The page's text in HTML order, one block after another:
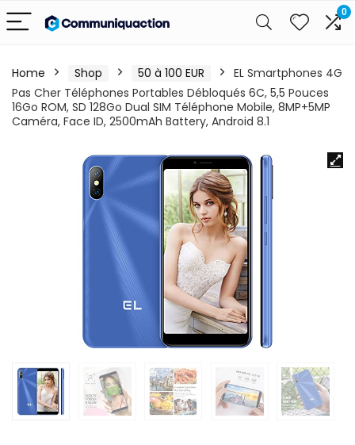
0
Home Shop 50 à 100 EUR
EL Smartphones 4G
Pas Cher Téléphones Portables Débloqués 6C, 5,5 Pouces
16Go ROM, SD 128Go Dual SIM Téléphone Mobile, 8MP+5MP
Caméra, Face ID, 2500mAh Battery, Android 8.1